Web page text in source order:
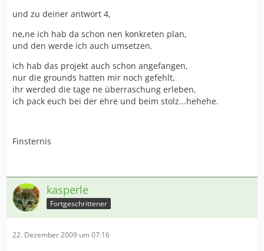
und zu deiner antwort 4,
ne,ne ich hab da schon nen konkreten plan,
und den werde ich auch umsetzen.
ich hab das projekt auch schon angefangen,
nur die grounds hatten mir noch gefehlt,
ihr werded die tage ne überraschung erleben,
ich pack euch bei der ehre und beim stolz...hehehe.
Finsternis
kasperle
Fortgeschrittener
22. Dezember 2009 um 07:16